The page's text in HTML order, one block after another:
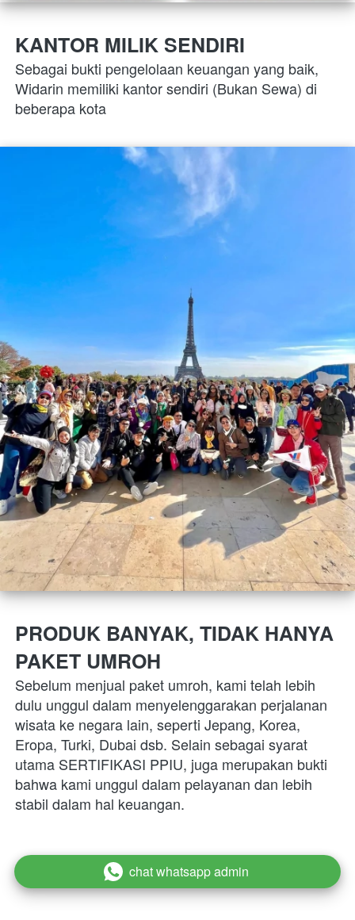
KANTOR MILIK SENDIRI
Sebagai bukti pengelolaan keuangan yang baik,
Widarin memiliki kantor sendiri (Bukan Sewa) di
beberapa kota
PRODUK BANYAK, TIDAK HANYA
PAKET UMROH
Sebelum menjual paket umroh, kami telah lebih
dulu unggul dalam menyelenggarakan perjalanan
wisata ke negara lain, seperti Jepang, Korea,
Eropa, Turki, Dubai dsb. Selain sebagai syarat
utama SERTIFIKASI PPIU, juga merupakan bukti
bahwa kami unggul dalam pelayanan dan lebih
stabil dalam hal keuangan.
` chat whatsapp admin